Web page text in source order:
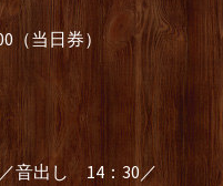
（当日券）
音出し 14：30／